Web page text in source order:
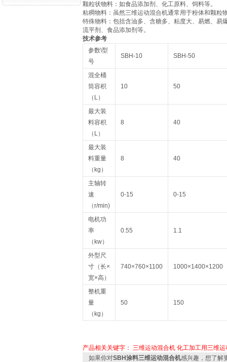
‌颗粒状物料‌：如食品添加剂、化工原料、饲料等‌。
粘稠物料‌：虽然三维运动混合机通常用于粉体和颗粒
特殊物料‌：包括含油多、含糖多、粘度大、易燃、易
流平剂、食品添加剂等‌。
技术参考
参数\型
号
SBH-10 SBH-50
混全桶
筒容积
（L）
10 50
最大装
料容积
（L）
8 40
最大装
料重量
（kg）
8 40
主轴转
速
（r/min)
0-15 0-15
电机功
率
（kw）
0.55 1.1
外型尺
寸（长×
宽×高）
740×760×1100 1000×1400×1200
整机重
量
（kg）
50 150
产品相关关键字： 三维运动混合机 化工加工用三维运
如果你对SBH涂料三维运动混合机感兴趣，想了解